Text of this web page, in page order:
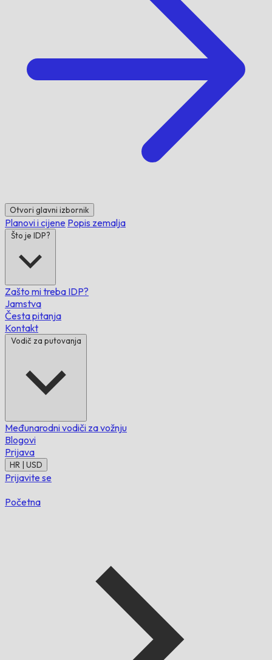
Otvori glavni izbornik
Planovi i cijene Popis zemalja
Što je IDP?
Zašto mi treba IDP?
Jamstva
Česta pitanja
Kontakt
Vodič za putovanja
Međunarodni vodiči za vožnju
Blogovi
Prijava
HR | USD
Prijavite se
Početna